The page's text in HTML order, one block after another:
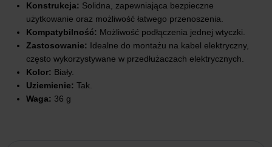
Konstrukcja: Solidna, zapewniająca bezpieczne
użytkowanie oraz możliwość łatwego przenoszenia.
Kompatybilność: Możliwość podłączenia jednej wtyczki.
Zastosowanie: Idealne do montażu na kabel elektryczny,
często wykorzystywane w przedłużaczach elektrycznych.
Kolor: Biały.
Uziemienie: Tak.
Waga: 36 g